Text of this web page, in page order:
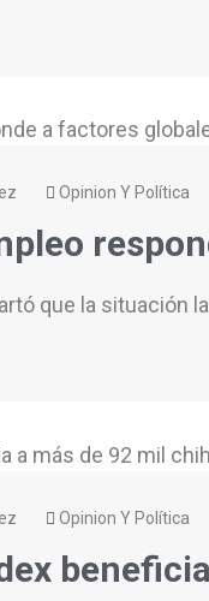
Opinion Y Política
que la situación
Opinion Y Política